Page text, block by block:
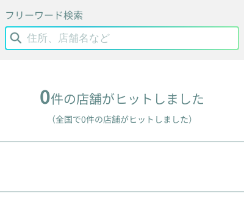
フリーワード検索
0件の店舗がヒットしました
（全国で0件の店舗がヒットしました）